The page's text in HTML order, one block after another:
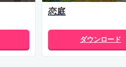
恋庭
ダウンロード